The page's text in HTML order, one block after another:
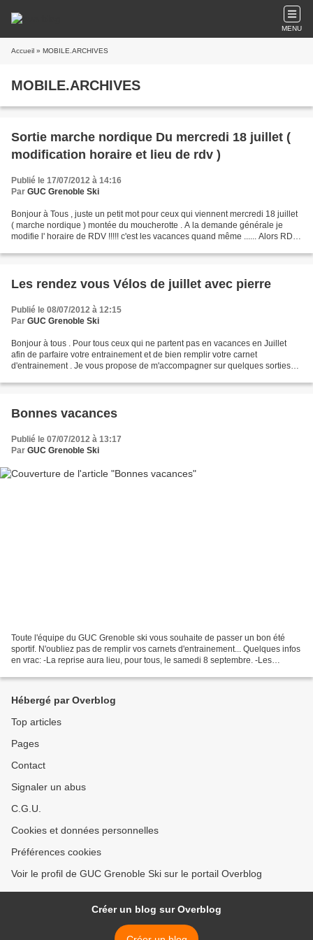
MENU
Accueil » MOBILE.ARCHIVES
MOBILE.ARCHIVES
Sortie marche nordique Du mercredi 18 juillet (
modification horaire et lieu de rdv )
Publié le 17/07/2012 à 14:16
Par GUC Grenoble Ski
Bonjour à Tous , juste un petit mot pour ceux qui viennent mercredi 18 juillet
( marche nordique ) montée du moucherotte . A la demande générale je
modifie l' horaire de RDV !!!!! c'est les vacances quand même ...... Alors RDV
Les rendez vous Vélos de juillet avec pierre
Publié le 08/07/2012 à 12:15
Par GUC Grenoble Ski
Bonjour à tous . Pour tous ceux qui ne partent pas en vacances en Juillet
afin de parfaire votre entrainement et de bien remplir votre carnet
d'entrainement . Je vous propose de m'accompagner sur quelques sorties
Bonnes vacances
Publié le 07/07/2012 à 13:17
Par GUC Grenoble Ski
Toute l'équipe du GUC Grenoble ski vous souhaite de passer un bon été
sportif. N'oubliez pas de remplir vos carnets d'entrainement... Quelques infos
en vrac: -La reprise aura lieu, pour tous, le samedi 8 septembre. -Les
Hébergé par Overblog
Top articles
Pages
Contact
Signaler un abus
C.G.U.
Cookies et données personnelles
Préférences cookies
Voir le profil de GUC Grenoble Ski sur le portail Overblog
Créer un blog sur Overblog